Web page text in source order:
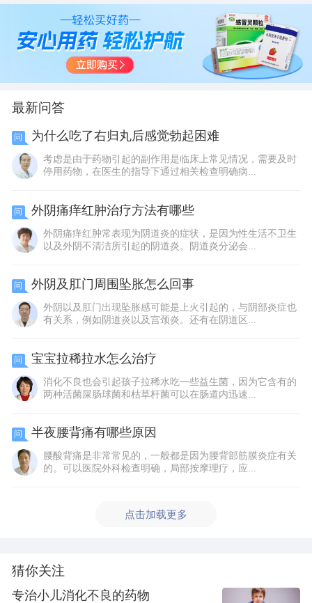
最新问答
问 为什么吃了右归丸后感觉勃起困难
考虑是由于药物引起的副作用是临床上常见情况，需要及时
停用药物，在医生的指导下通过相关检查明确病...
问 外阴痛痒红肿治疗方法有哪些
外阴痛痒红肿常表现为阴道炎的症状，是因为性生活不卫生
以及外阴不清洁所引起的阴道炎。阴道炎分泌会...
问 外阴及肛门周围坠胀怎么回事
外阴以及肛门出现坠胀感可能是上火引起的，与阴部炎症也
有关系，例如阴道炎以及宫颈炎。还有在阴道区...
问 宝宝拉稀拉水怎么治疗
消化不良也会引起孩子拉稀水吃一些益生菌，因为它含有的
两种活菌屎肠球菌和枯草杆菌可以在肠道内迅速...
问 半夜腰背痛有哪些原因
腰酸背痛是非常常见的，一般都是因为腰背部筋膜炎症有关
的。可以医院外科检查明确，局部按摩理疗，应...
点击加载更多
猜你关注
专治小儿消化不良的药物